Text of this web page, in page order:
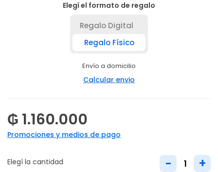
Elegí el formato de regalo
Regalo Digital
Regalo Físico
Envío a domicilio
Calcular envio
₲ 1.160.000
Promociones y medios de pago
Elegí la cantidad - +